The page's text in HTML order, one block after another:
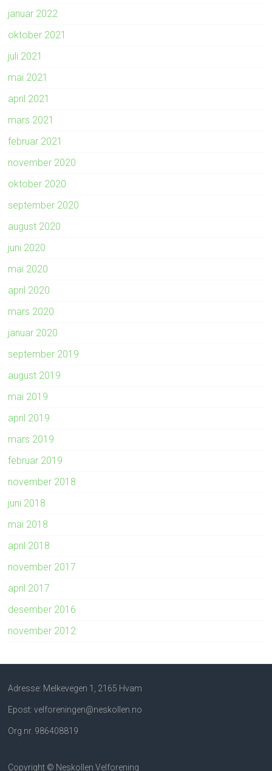
januar 2022
oktober 2021
juli 2021
mai 2021
april 2021
mars 2021
februar 2021
november 2020
oktober 2020
september 2020
august 2020
juni 2020
mai 2020
april 2020
mars 2020
januar 2020
september 2019
august 2019
mai 2019
april 2019
mars 2019
februar 2019
november 2018
juni 2018
mai 2018
april 2018
november 2017
april 2017
desember 2016
november 2012
Adresse: Melkevegen 1, 2165 Hvam
Epost: velforeningen@neskollen.no
Org.nr. 986408819
Copyright © Neskollen Velforening